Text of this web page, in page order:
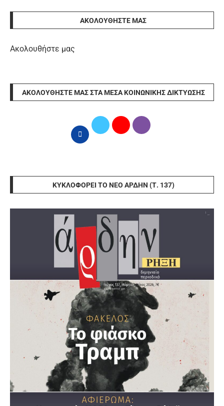
ΑΚΟΛΟΥΘΉΣΤΕ ΜΑΣ
Ακολουθήστε μας
ΑΚΟΛΟΥΘΉΣΤΕ ΜΑΣ ΣΤΑ ΜΈΣΑ ΚΟΙΝΩΝΙΚΉΣ ΔΙΚΤΎΩΣΗΣ
ΚΥΚΛΟΦΟΡΕΊ ΤΟ ΝΈΟ ΆΡΔΗΝ (Τ. 137)